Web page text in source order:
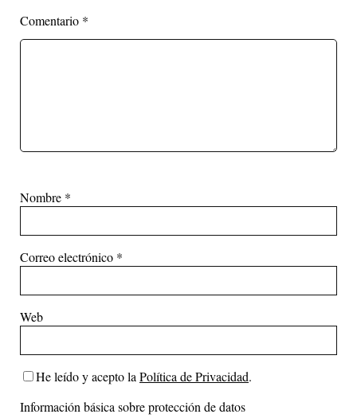
Comentario *
Nombre *
Correo electrónico *
Web
He leído y acepto la Política de Privacidad.
Información básica sobre protección de datos